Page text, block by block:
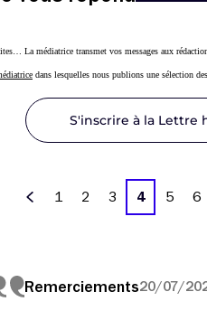
La médiatrice transmet vos messages aux
dans lesquelles nous publions une sélection des
S'inscrire à la Lettre
1 2 3 4 5 6
Remerciements20/07/